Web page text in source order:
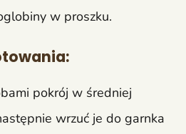
w proszku.
pokrój w średniej
wrzuć je do garnka